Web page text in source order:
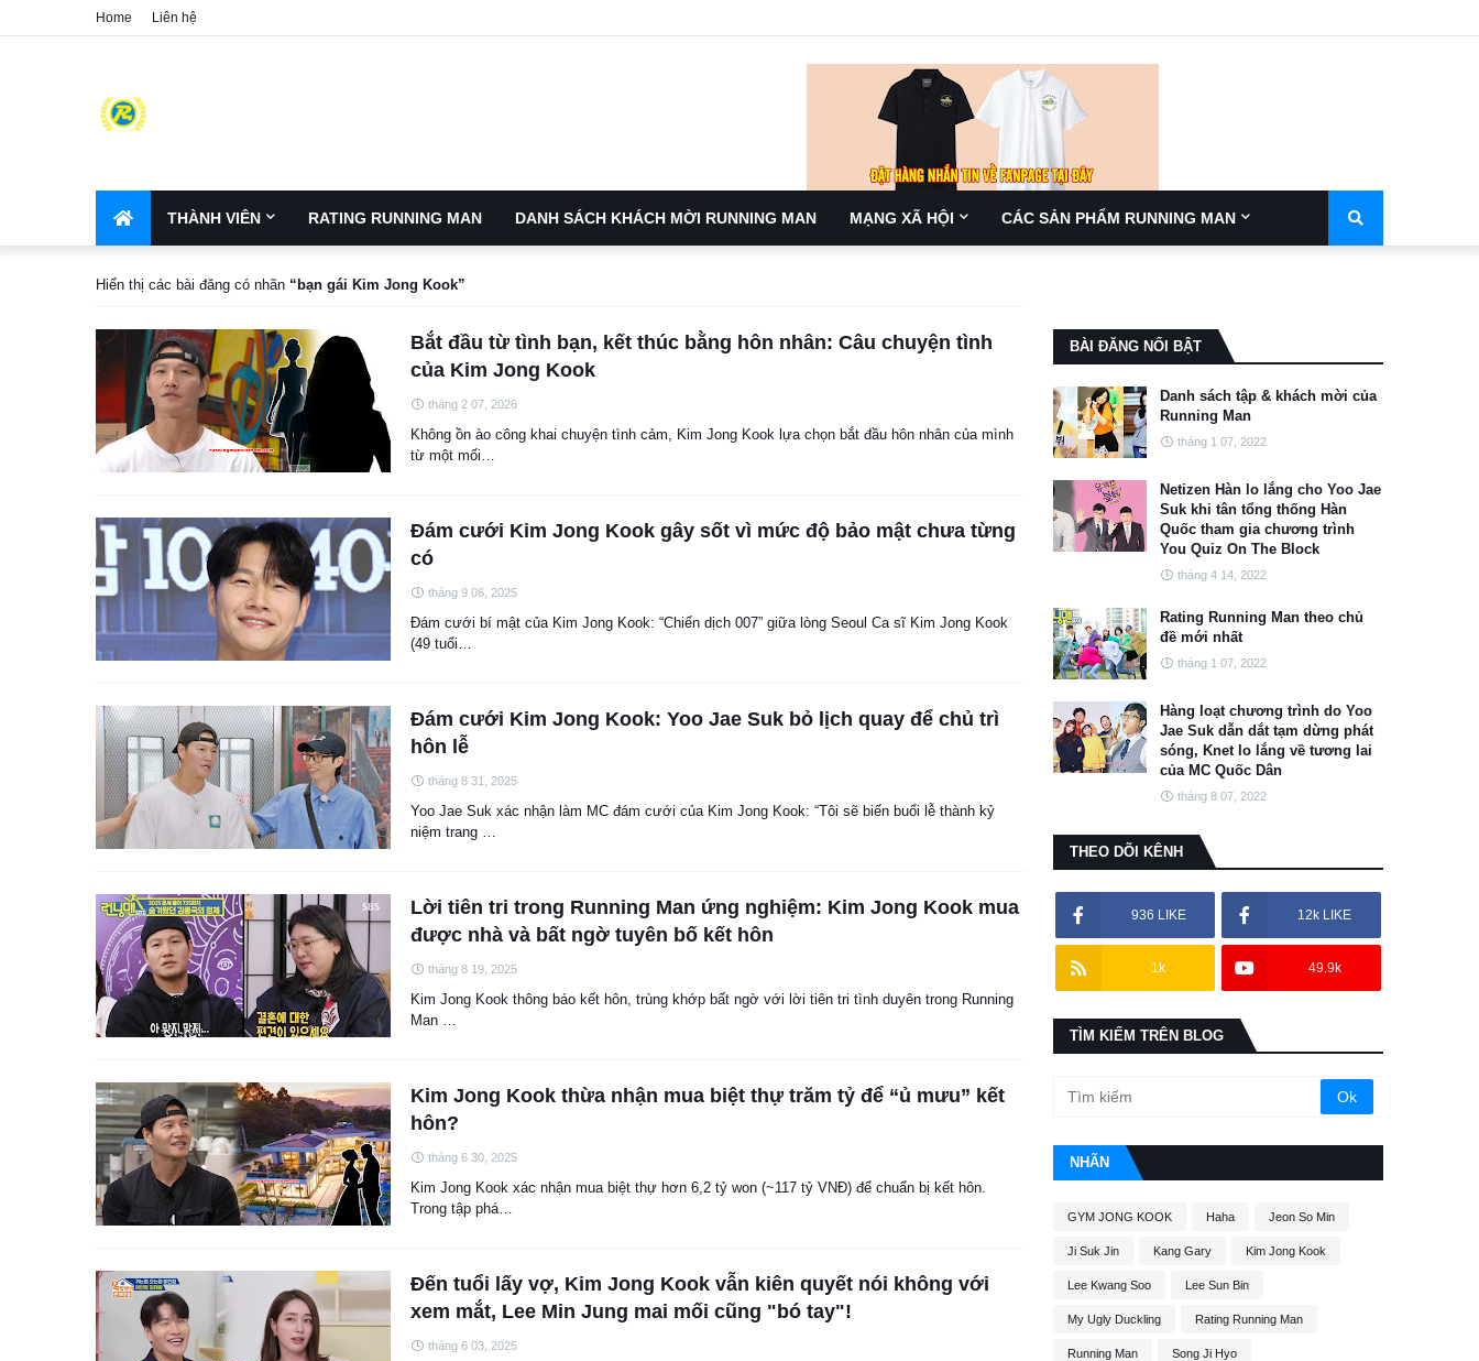
Home Liên hệ
THÀNH VIÊN RATING RUNNING MAN DANH SÁCH KHÁCH MỜI RUNNING MAN MẠNG XÃ HỘI CÁC SẢN PHẨM RUNNING MAN
Hiển thị các bài đăng có nhãn bạn gái Kim Jong Kook
Bắt đầu từ tình bạn, kết thúc bằng hôn nhân: Câu chuyện tình
của Kim Jong Kook
tháng 2 07, 2026
Không ồn ào công khai chuyện tình cảm, Kim Jong Kook lựa chọn bắt đầu hôn nhân của mình
từ một mối…
Đám cưới Kim Jong Kook gây sốt vì mức độ bảo mật chưa từng
có
tháng 9 06, 2025
Đám cưới bí mật của Kim Jong Kook: “Chiến dịch 007” giữa lòng Seoul Ca sĩ Kim Jong Kook
(49 tuổi…
Đám cưới Kim Jong Kook: Yoo Jae Suk bỏ lịch quay để chủ trì
hôn lễ
tháng 8 31, 2025
Yoo Jae Suk xác nhận làm MC đám cưới của Kim Jong Kook: “Tôi sẽ biến buổi lễ thành kỷ
niệm trang …
Lời tiên tri trong Running Man ứng nghiệm: Kim Jong Kook mua
được nhà và bất ngờ tuyên bố kết hôn
tháng 8 19, 2025
Kim Jong Kook thông báo kết hôn, trùng khớp bất ngờ với lời tiên tri tình duyên trong Running
Man …
Kim Jong Kook thừa nhận mua biệt thự trăm tỷ để “ủ mưu” kết
hôn?
tháng 6 30, 2025
Kim Jong Kook xác nhận mua biệt thự hơn 6,2 tỷ won (~117 tỷ VNĐ) để chuẩn bị kết hôn.
Trong tập phá…
Đến tuổi lấy vợ, Kim Jong Kook vẫn kiên quyết nói không với
xem mắt, Lee Min Jung mai mối cũng "bó tay"!
tháng 6 03, 2025
BÀI ĐĂNG NỔI BẬT
Danh sách tập & khách mời của
Running Man
tháng 1 07, 2022
Netizen Hàn lo lắng cho Yoo Jae
Suk khi tân tổng thống Hàn
Quốc tham gia chương trình
You Quiz On The Block
tháng 4 14, 2022
Rating Running Man theo chủ
đề mới nhất
tháng 1 07, 2022
Hàng loạt chương trình do Yoo
Jae Suk dẫn dắt tạm dừng phát
sóng, Knet lo lắng về tương lai
của MC Quốc Dân
tháng 8 07, 2022
THEO DÕI KÊNH
936 LIKE 12k LIKE
1k 49.9k
TÌM KIẾM TRÊN BLOG
NHÃN
GYM JONG KOOK Haha Jeon So Min
Ji Suk Jin Kang Gary Kim Jong Kook
Lee Kwang Soo Lee Sun Bin
My Ugly Duckling Rating Running Man
Running Man Song Ji Hyo